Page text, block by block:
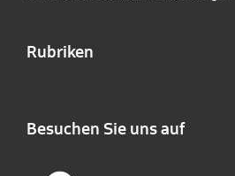
Rubriken
Besuchen Sie uns auf